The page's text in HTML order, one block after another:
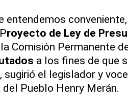
entendemos
royecto de Ley de
Comisión Permanente
a los fines de que
sugirió el legislador y
del Pueblo Henry Merán.